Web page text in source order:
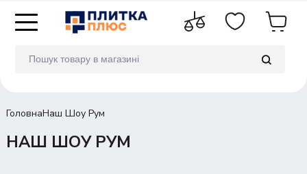
ГоловнаНаш Шоу Рум
НАШ ШОУ РУМ